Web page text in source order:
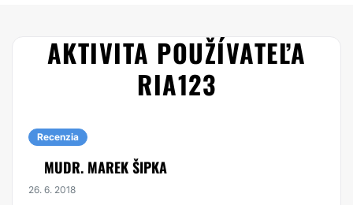
AKTIVITA POUŽÍVATEĽA
RIA123
Recenzia
MUDR. MAREK ŠIPKA
26. 6. 2018